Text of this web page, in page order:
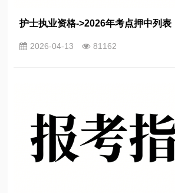
护士执业资格->2026年考点押中列表
2026-04-13 81162